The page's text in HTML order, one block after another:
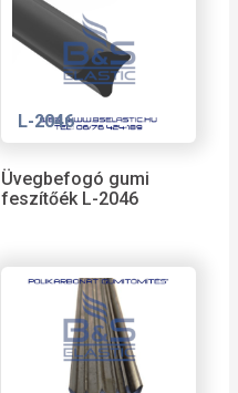
L-2046
Üvegbefogó gumi
feszítőék L-2046